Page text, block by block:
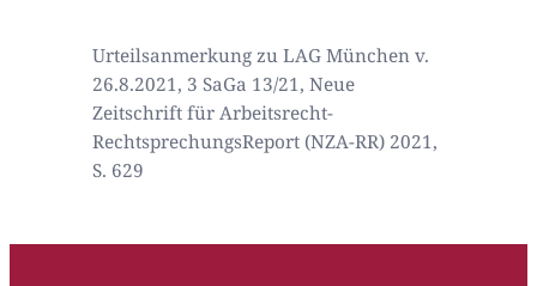
Urteilsanmerkung zu LAG München v.
26.8.2021, 3 SaGa 13/21, Neue
Zeitschrift für Arbeitsrecht-
RechtsprechungsReport (NZA-RR) 2021,
S. 629